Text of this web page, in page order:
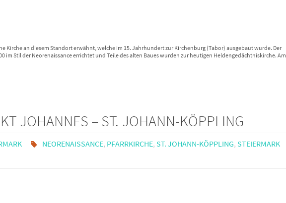
Kirche an diesem Standort erwähnt, welche im 15. Jahrhundert zur Kirchenburg (Tabor) ausgebaut wurde. Der
im Stil der Neorenaissance errichtet und Teile des alten Baues wurden zur heutigen Heldengedächtniskirche. Am
JOHANNES – ST. JOHANN-KÖPPLING
NEORENAISSANCE, PFARRKIRCHE, ST. JOHANN-KÖPPLING, STEIERMARK